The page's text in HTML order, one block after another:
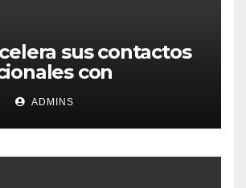
sus contactos
con
como socio
en su agenda de
ADMINS